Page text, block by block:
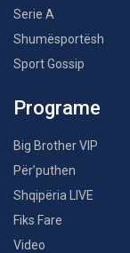
Serie A
Shumësportësh
Sport Gossip
Programe
Big Brother VIP
Për’puthen
Shqipëria LIVE
Fiks Fare
Video